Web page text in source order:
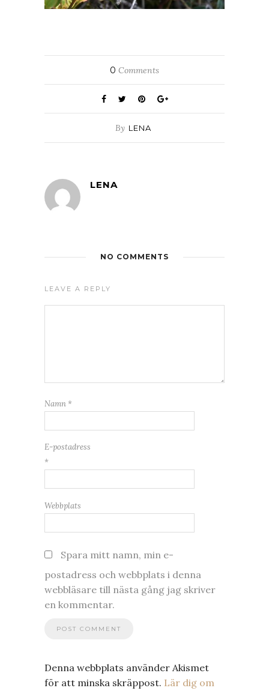
0 Comments
By LENA
LENA
NO COMMENTS
LEAVE A REPLY
Namn *
E-postadress
*
Webbplats
Spara mitt namn, min e-
postadress och webbplats i denna
webbläsare till nästa gång jag skriver
en kommentar.
Denna webbplats använder Akismet
för att minska skräppost. Lär dig om